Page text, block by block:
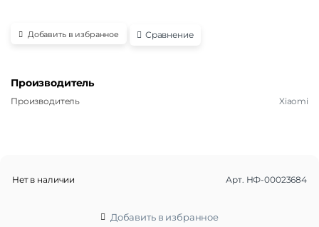
Добавить в избранное Сравнение
Производитель
Производитель Xiaomi
Нет в наличии Арт. НФ-00023684
Добавить в избранное